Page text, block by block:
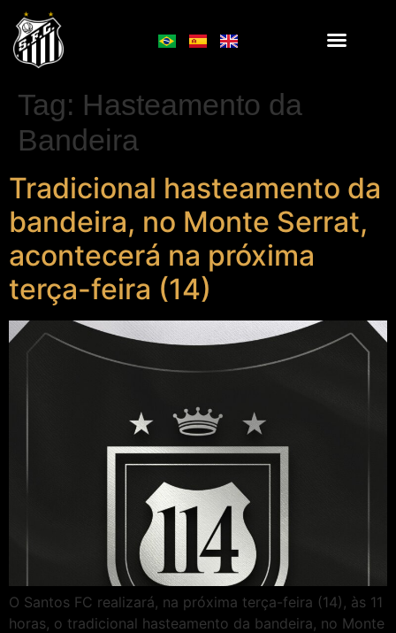
Tag: Hasteamento da
Bandeira
Tradicional hasteamento da
bandeira, no Monte Serrat,
acontecerá na próxima
terça-feira (14)
O Santos FC realizará, na próxima terça-feira (14), às 11
horas, o tradicional hasteamento da bandeira, no Monte